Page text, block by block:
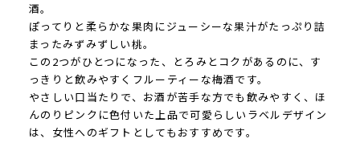
酒。
ぽってりと柔らかな果肉にジューシーな果汁がたっぷり詰
まったみずみずしい桃。
この2つがひとつになった、とろみとコクがあるのに、す
っきりと飲みやすくフルーティーな梅酒です。
やさしい口当たりで、お酒が苦手な方でも飲みやすく、ほ
んのりピンクに色付いた上品で可愛らしいラベルデザイン
は、女性へのギフトとしてもおすすめです。